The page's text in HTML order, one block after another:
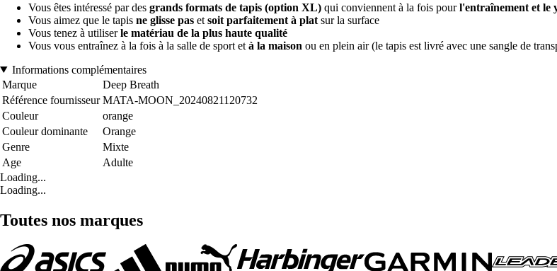
Vous êtes intéressé par des grands formats de tapis (option XL) qui conviennent à la fois pourl'entraînement et le
Vous aimez que le tapis ne glisse pas et soit parfaitement à plat sur la surface
Vous tenez à utiliserle matériau de la plus haute qualité
Vous vous entraînez à la fois à la salle de sport et à la maison ou en plein air (le tapis est livré avec une sangle de
Informations complémentaires
Marque
Deep Breath
Référence fournisseur MATA-MOON_20240821120732
Couleur
orange
Couleur dominante
Orange
Genre
Mixte
Age
Adulte
Loading...
Loading...
Toutes nos marques